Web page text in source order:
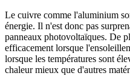
Le cuivre comme l'aluminium
énergie. Il n'est donc pas
panneaux photovoltaïques. De
efficacement lorsque
lorsque les températures sont
chaleur mieux que d'autres